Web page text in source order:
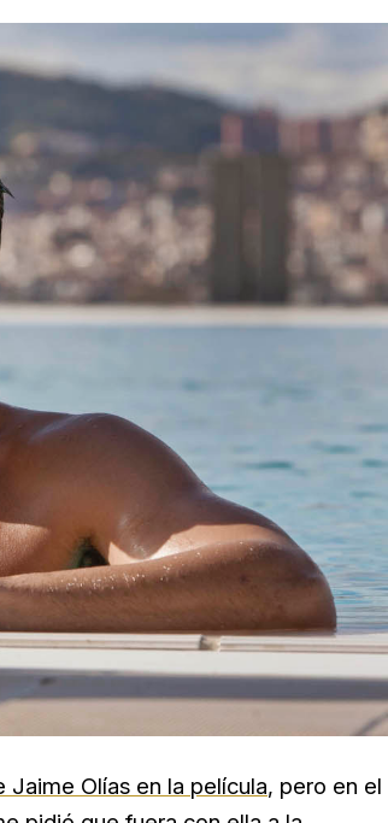
Jaime Olías en la película, pero en el